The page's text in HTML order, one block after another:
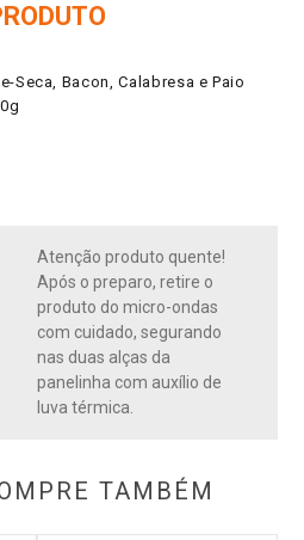
Seca, Bacon, Calabresa e Paio
Atenção produto quente!
Após o preparo, retire o
produto do micro-ondas
com cuidado, segurando
nas duas alças da
panelinha com auxílio de
luva térmica.
TAMBÉM